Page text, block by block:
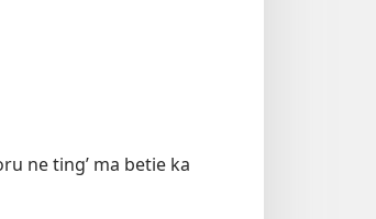
ne ting’ ma betie ka